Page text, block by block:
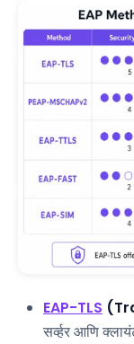
EAP-TLS
सर्व्हर आणि